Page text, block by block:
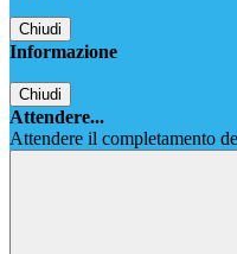
Chiudi
Informazione
Chiudi
Attendere...
Attendere il completamento